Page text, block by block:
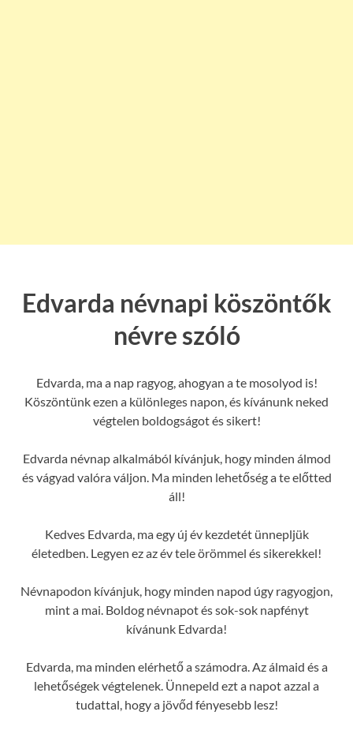
Edvarda névnapi köszöntők
névre szóló
Edvarda, ma a nap ragyog, ahogyan a te mosolyod is!
Köszöntünk ezen a különleges napon, és kívánunk neked
végtelen boldogságot és sikert!
Edvarda névnap alkalmából kívánjuk, hogy minden álmod
és vágyad valóra váljon. Ma minden lehetőség a te előtted
áll!
Kedves Edvarda, ma egy új év kezdetét ünnepljük
életedben. Legyen ez az év tele örömmel és sikerekkel!
Névnapodon kívánjuk, hogy minden napod úgy ragyogjon,
mint a mai. Boldog névnapot és sok-sok napfényt
kívánunk Edvarda!
Edvarda, ma minden elérhető a számodra. Az álmaid és a
lehetőségek végtelenek. Ünnepeld ezt a napot azzal a
tudattal, hogy a jövőd fényesebb lesz!